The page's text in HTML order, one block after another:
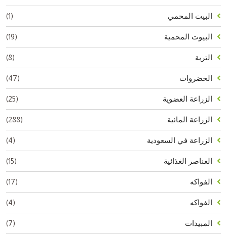
البيت المحمي (1)
البيوت المحمية (19)
التربة (8)
الخضروات (47)
الزراعة العضوية (25)
الزراعة المائية (288)
الزراعة في السعودية (4)
العناصر الغذائية (15)
الفواكه (17)
الفواكه (4)
المبيدات (7)